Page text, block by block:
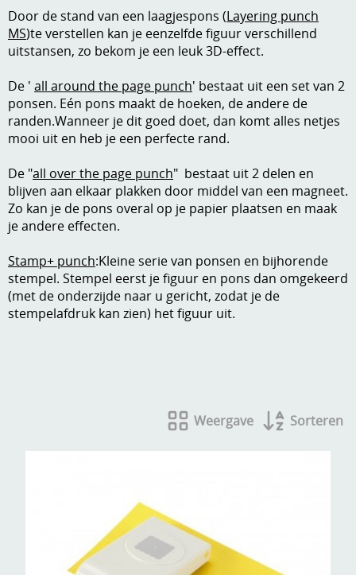
Snijmaterialen
Speciaal papier
Stans machine en embossing machines
Stempels en zo
Template, mask, stencils, grids
Wat nog, een creatief kijkje
Door de stand van een laagjespons (Layering punch
MS)te verstellen kan je eenzelfde figuur verschillend
uitstansen, zo bekom je een leuk 3D-effect.
De ' all around the page punch' bestaat uit een set van 2
ponsen. Eén pons maakt de hoeken, de andere de
randen.Wanneer je dit goed doet, dan komt alles netjes
mooi uit en heb je een perfecte rand.
De "all over the page punch" bestaat uit 2 delen en
blijven aan elkaar plakken door middel van een magneet.
Zo kan je de pons overal op je papier plaatsen en maak
je andere effecten.
Stamp+ punch:Kleine serie van ponsen en bijhorende
stempel. Stempel eerst je figuur en pons dan omgekeerd
(met de onderzijde naar u gericht, zodat je de
stempelafdruk kan zien) het figuur uit.
Weergave Sorteren